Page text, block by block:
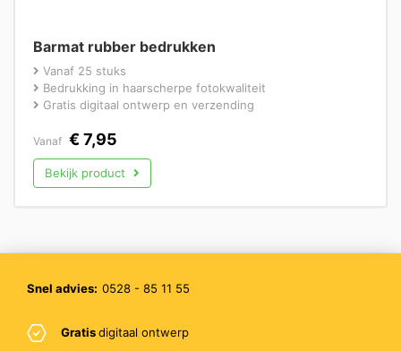
Barmat rubber bedrukken
Vanaf 25 stuks
Bedrukking in haarscherpe fotokwaliteit
Gratis digitaal ontwerp en verzending
Vanaf €7,95
Bekijk product
Snel advies: 0528 - 85 11 55
Gratisdigitaal ontwerp